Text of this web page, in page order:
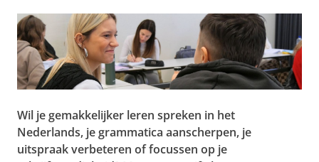
Wil je gemakkelijker leren spreken in het
Nederlands, je grammatica aanscherpen, je
uitspraak verbeteren of focussen op je